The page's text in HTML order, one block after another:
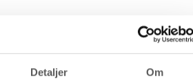
Detaljer Om
Gadekridt, str. 2,5x10,5 cm, hvid,